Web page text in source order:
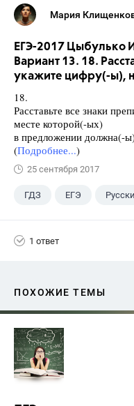
Мария
ЕГЭ-2017 Цыбулько
Вариант 13. 18.
укажите цифру(-ы),
18.
Расставьте все знаки
месте которой(-ых)
в предложении должна(-
(Подробнее...)
25 сентября 2017
ГДЗ ЕГЭ
1 ответ
ПОХОЖИЕ ТЕМЫ